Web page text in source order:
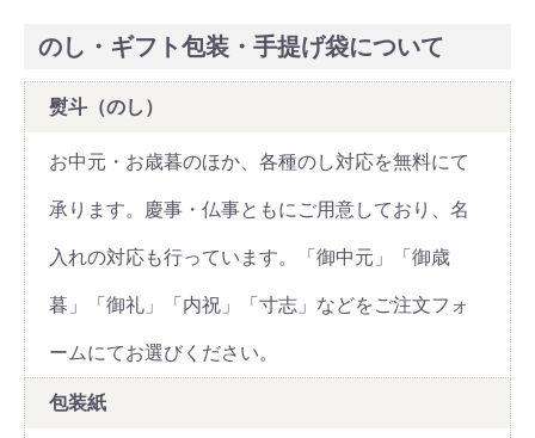
のし・ギフト包装・手提げ袋について
熨斗（のし）
お中元・お歳暮のほか、各種のし対応を無料にて
承ります。慶事・仏事ともにご用意しており、名
入れの対応も行っています。「御中元」「御歳
暮」「御礼」「内祝」「寸志」などをご注文フォ
ームにてお選びください。
包装紙